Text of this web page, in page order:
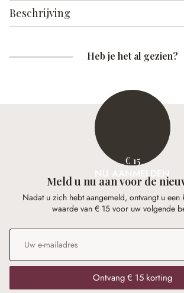
Beschrijving
Heb je het al gezien?
€ 15
NU AANMELDEN
Meld u nu aan voor de
Nadat u zich hebt aangemeld, ontvangt u
waarde van € 15 voor uw volgende
E-mailadres
Ontvang € 15 korting